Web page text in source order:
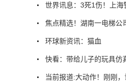
世界讯息：3死1伤！上
焦点精选！湖南一电梯公
环球新资讯：猫血
快看：带给儿子的玩具仿
当前报道:大动作！刚刚